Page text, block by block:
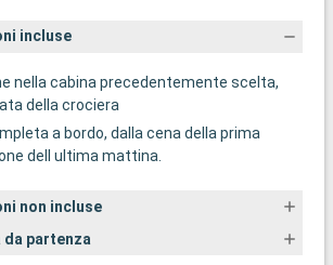
incluse
nella cabina precedentemente scelta,
della crociera
a bordo, dalla cena della prima
dell ultima mattina.
non incluse
partenza